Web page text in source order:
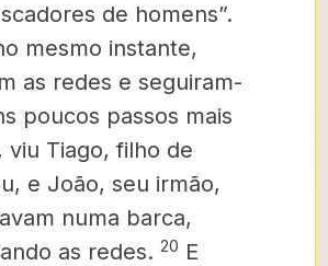
de homens”.
mesmo instante,
as redes e seguiram-
poucos passos mais
viu Tiago, filho de
e João, seu irmão,
numa barca,
as redes. 20 E